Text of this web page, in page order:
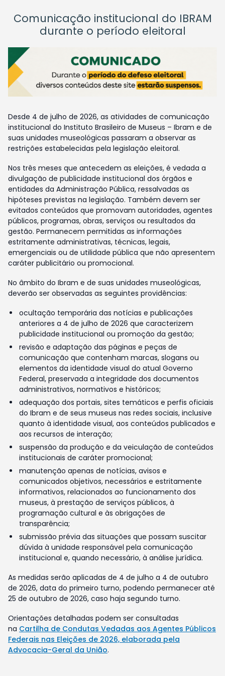
Comunicação institucional do IBRAM
durante o período eleitoral
Desde 4 de julho de 2026, as atividades de comunicação
institucional do Instituto Brasileiro de Museus – Ibram e de
suas unidades museológicas passaram a observar as
restrições estabelecidas pela legislação eleitoral.
Nos três meses que antecedem as eleições, é vedada a
divulgação de publicidade institucional dos órgãos e
entidades da Administração Pública, ressalvadas as
hipóteses previstas na legislação. Também devem ser
evitados conteúdos que promovam autoridades, agentes
públicos, programas, obras, serviços ou resultados da
gestão. Permanecem permitidas as informações
estritamente administrativas, técnicas, legais,
emergenciais ou de utilidade pública que não apresentem
caráter publicitário ou promocional.
No âmbito do Ibram e de suas unidades museológicas,
deverão ser observadas as seguintes providências:
ocultação temporária das notícias e publicações
anteriores a 4 de julho de 2026 que caracterizem
publicidade institucional ou promoção da gestão;
revisão e adaptação das páginas e peças de
comunicação que contenham marcas, slogans ou
elementos da identidade visual do atual Governo
Federal, preservada a integridade dos documentos
administrativos, normativos e históricos;
adequação dos portais, sites temáticos e perfis oficiais
do Ibram e de seus museus nas redes sociais, inclusive
quanto à identidade visual, aos conteúdos publicados e
aos recursos de interação;
suspensão da produção e da veiculação de conteúdos
institucionais de caráter promocional;
manutenção apenas de notícias, avisos e
comunicados objetivos, necessários e estritamente
informativos, relacionados ao funcionamento dos
museus, à prestação de serviços públicos, à
programação cultural e às obrigações de
transparência;
submissão prévia das situações que possam suscitar
dúvida à unidade responsável pela comunicação
institucional e, quando necessário, à análise jurídica.
As medidas serão aplicadas de 4 de julho a 4 de outubro
de 2026, data do primeiro turno, podendo permanecer até
25 de outubro de 2026, caso haja segundo turno.
Orientações detalhadas podem ser consultadas
na Cartilha de Condutas Vedadas aos Agentes Públicos
Federais nas Eleições de 2026, elaborada pela
Advocacia-Geral da União.